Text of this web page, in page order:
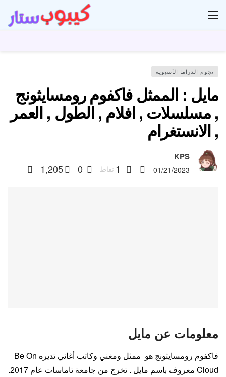
نجوم الدراما الآسيوية
مايل : الممثل فاكفوم رومسايثونج
, مسلسلات , افلام , الطول , العمر
, الانستغرام
KPS
01/21/2023
1 نقاط 0
1,205
معلومات عن مايل
فاكفوم رومسايثونج هو ممثل ومغني وكاتب أغاني تديره Be On
Cloud معروف باسم مايل . تخرج من جامعة تاماسات عام 2017.